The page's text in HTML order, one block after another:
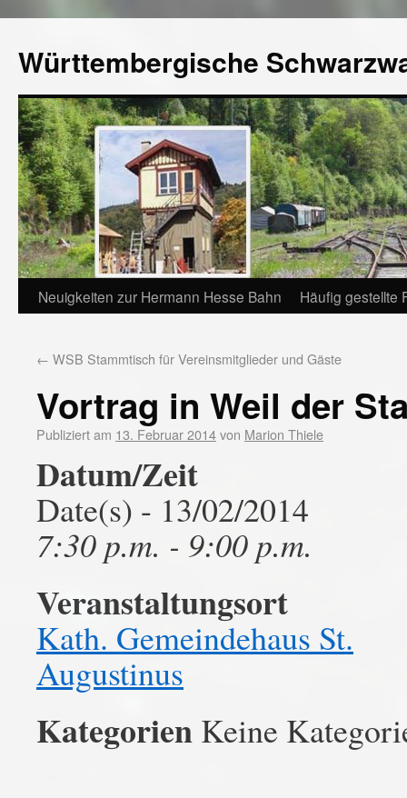
Württembergische
Neuigkeiten zur Hermann Hesse Bahn Häufig gestellte
← WSB Stammtisch für Vereinsmitglieder und Gäste
Vortrag in Weil der
Publiziert am 13. Februar 2014von Marion Thiele
Datum/Zeit
Date(s) - 13/02/2014
7:30 p.m. - 9:00 p.m.
Veranstaltungsort
Kath. Gemeindehaus St.
Augustinus
Kategorien Keine